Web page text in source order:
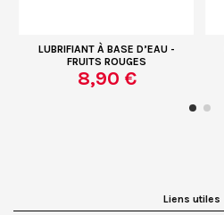
LUBRIFIANT À BASE D’EAU -
FRUITS ROUGES
8,90 €
Liens utiles